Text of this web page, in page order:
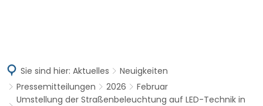
Sie sind hier: Aktuelles
Neuigkeiten
Pressemitteilungen
2026
Februar
Umstellung der Straßenbeleuchtung auf LED-Technik in